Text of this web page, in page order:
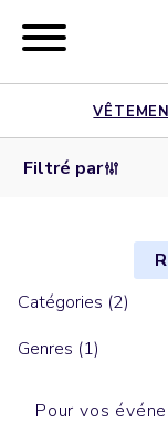
Filtré par
Catégories (2)
Genres (1)
Pour vos